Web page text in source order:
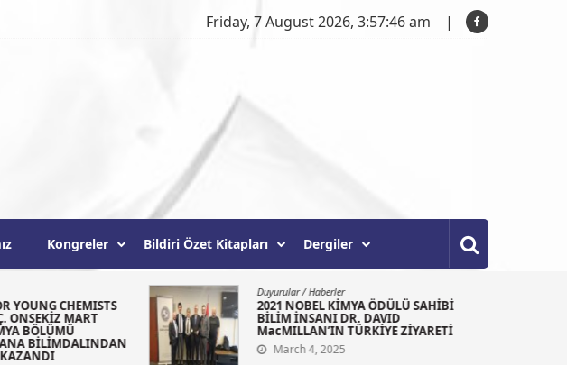
Friday, 7 August 2026, 3:57:47 am
Kongreler Bildiri Özet Kitapları Dergiler
YOUNG CHEMISTS
ONSEKİZ MART
BÖLÜMÜ
BİLİMDALINDAN
KAZANDI
Duyurular/Haberler
2021 NOBEL KİMYA ÖDÜLÜ SAHİBİ
BİLİM İNSANI DR. DAVID
MacMILLAN’IN TÜRKİYE ZİYARETİ
March 4, 2025